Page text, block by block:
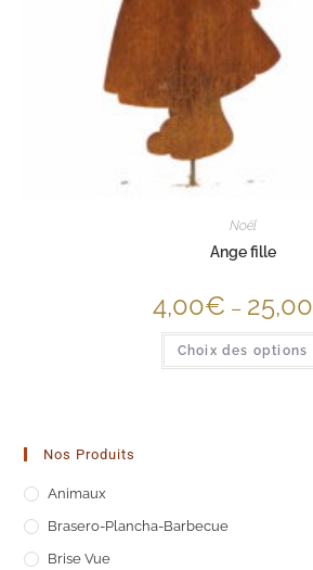
Noël
Ange fille
4,00€ – 25,00
Choix des options
Nos Produits
Animaux
Brasero-Plancha-Barbecue
Brise Vue